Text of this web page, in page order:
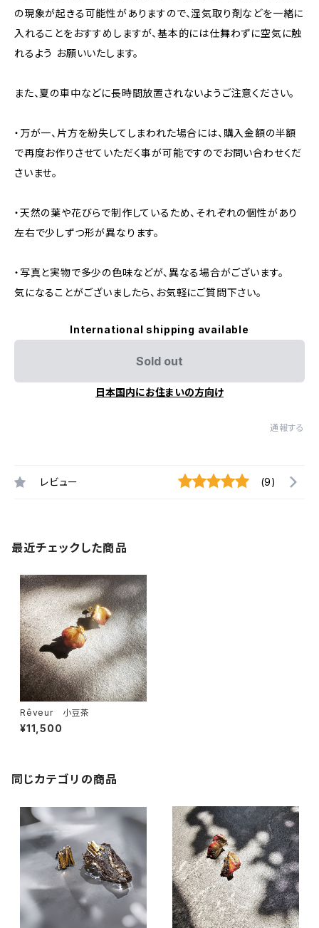
の現象が起きる可能性がありますので、湿気取り剤などを一緒に
入れることをおすすめしますが、基本的には仕舞わずに空気に触
れるよう お願いいたします。
また、夏の車中などに長時間放置されないようご注意ください。
・万が一、片方を紛失してしまわれた場合には、購入金額の半額
で再度お作りさせていただく事が可能ですのでお問い合わせくだ
さいませ。
・天然の葉や花びらで制作しているため、それぞれの個性があり
左右で少しずつ形が異なります。
・写真と実物で多少の色味などが、異なる場合がございます。
気になることがございましたら、お気軽にご質問下さい。
International shipping available
Sold out
日本国内にお住まいの方向け
通報する
レビュー (9)
最近チェックした商品
Rêveur 小豆茶
¥11,500
同じカテゴリの商品